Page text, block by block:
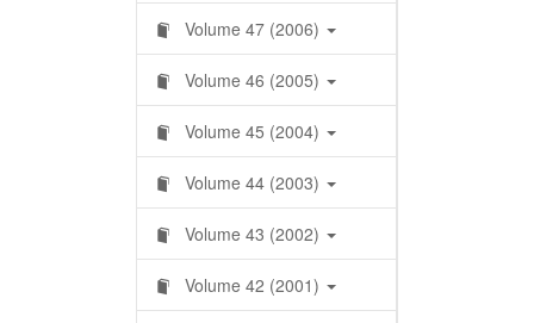
Volume 47 (2006)
Volume 46 (2005)
Volume 45 (2004)
Volume 44 (2003)
Volume 43 (2002)
Volume 42 (2001)